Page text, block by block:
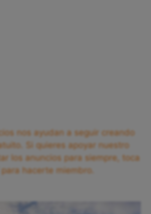
nos ayudan a seguir creando
Si quieres apoyar nuestro
los anuncios para siempre, toca
hacerte miembro.